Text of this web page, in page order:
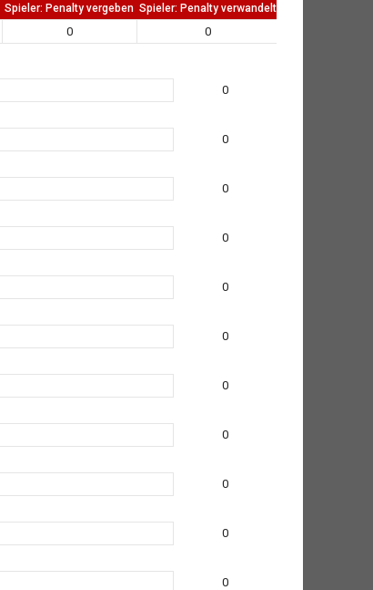
Spieler: Penalty vergeben Spieler: Penalty verwandelt
0 0
0
0
0
0
0
0
0
0
0
0
0